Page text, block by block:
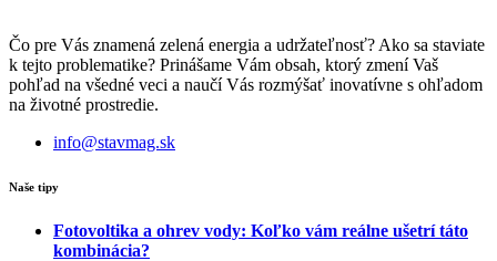
Čo pre Vás znamená zelená energia a udržateľnosť? Ako sa staviate
k tejto problematike? Prinášame Vám obsah, ktorý zmení Vaš
pohľad na všedné veci a naučí Vás rozmýšať inovatívne s ohľadom
na životné prostredie.
info@stavmag.sk
Naše tipy
Fotovoltika a ohrev vody: Koľko vám reálne ušetrí táto
kombinácia?